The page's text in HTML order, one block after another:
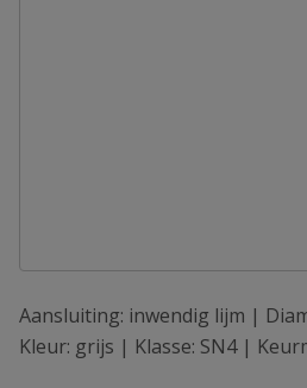
Aansluiting: inwendig lijm |
Kleur: grijs | Klasse: SN4 |